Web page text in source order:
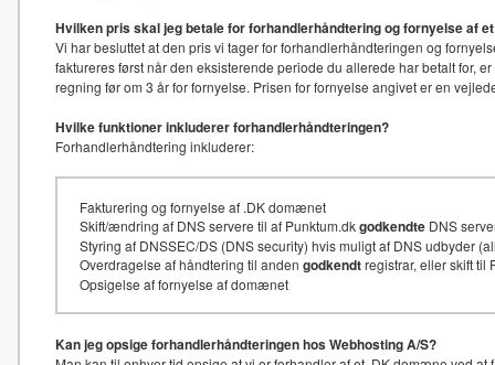
Hvilken pris skal jeg betale for forhandlerhåndtering og fornyelse af
Vi har besluttet at den pris vi tager for forhandlerhåndteringen og
faktureres først når den eksisterende periode du allerede har betalt for,
regning før om 3 år for fornyelse. Prisen for fornyelse angivet er en
Hvilke funktioner inkluderer forhandlerhåndteringen?
Forhandlerhåndtering inkluderer:
Fakturering og fornyelse af .DK domænet
Skift/ændring af DNS servere til af Punktum.dkgodkendte DNS
Styring af DNSSEC/DS (DNS security) hvis muligt af DNS udbyder
Overdragelse af håndtering til anden godkendtregistrar, eller skift til
Opsigelse af fornyelse af domænet
Kan jeg opsige forhandlerhåndteringen hos Webhosting A/S?